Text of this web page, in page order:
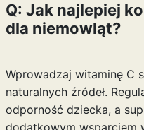
Q: Jak najlepiej
dla niemowląt?
Wprowadzaj witaminę C
naturalnych źródeł.
odporność dziecka, a
dodatkowym wsparciem